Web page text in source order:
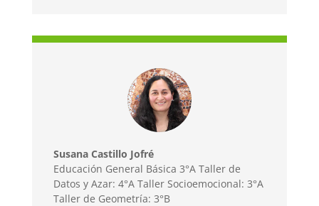
Susana Castillo Jofré
Educación General Básica 3°A Taller de
Datos y Azar: 4°A Taller Socioemocional: 3°A
Taller de Geometría: 3°B